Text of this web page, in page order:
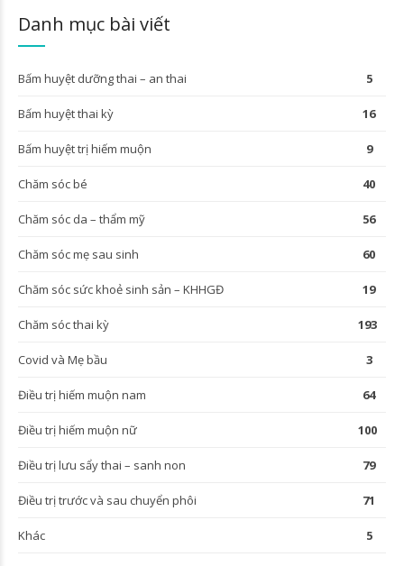
Danh mục bài viết
Bấm huyệt dưỡng thai – an thai 5
Bấm huyệt thai kỳ 16
Bấm huyệt trị hiếm muộn 9
Chăm sóc bé 40
Chăm sóc da – thẩm mỹ 56
Chăm sóc mẹ sau sinh 60
Chăm sóc sức khoẻ sinh sản – KHHGĐ 19
Chăm sóc thai kỳ 193
Covid và Mẹ bầu 3
Điều trị hiếm muộn nam 64
Điều trị hiếm muộn nữ 100
Điều trị lưu sẩy thai – sanh non 79
Điều trị trước và sau chuyển phôi 71
Khác 5